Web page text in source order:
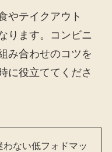
やテイクアウト
ります。コンビニ
み合わせのコツを
に役立ててくださ
わない低フォドマッ